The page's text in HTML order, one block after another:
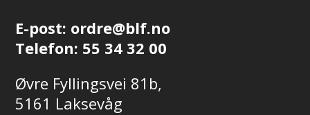
E-post: ordre@blf.no
Telefon: 55 34 32 00
Øvre Fyllingsvei 81b,
5161 Laksevåg